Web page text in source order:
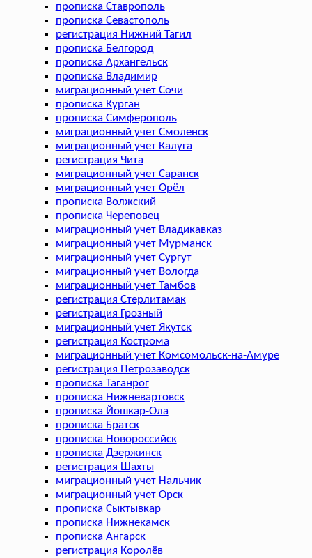
прописка Ставрополь
прописка Севастополь
регистрация Нижний Тагил
прописка Белгород
прописка Архангельск
прописка Владимир
миграционный учет Сочи
прописка Курган
прописка Симферополь
миграционный учет Смоленск
миграционный учет Калуга
регистрация Чита
миграционный учет Саранск
миграционный учет Орёл
прописка Волжский
прописка Череповец
миграционный учет Владикавказ
миграционный учет Мурманск
миграционный учет Сургут
миграционный учет Вологда
миграционный учет Тамбов
регистрация Стерлитамак
регистрация Грозный
миграционный учет Якутск
регистрация Кострома
миграционный учет Комсомольск-на-Амуре
регистрация Петрозаводск
прописка Таганрог
прописка Нижневартовск
прописка Йошкар-Ола
прописка Братск
прописка Новороссийск
прописка Дзержинск
регистрация Шахты
миграционный учет Нальчик
миграционный учет Орск
прописка Сыктывкар
прописка Нижнекамск
прописка Ангарск
регистрация Королёв